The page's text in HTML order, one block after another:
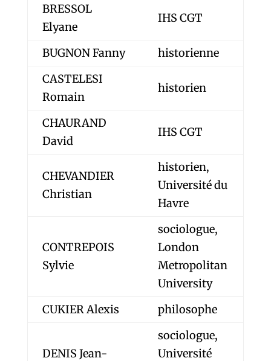
BRESSOL
Elyane
IHS CGT
BUGNON Fanny
historienne
CASTELESI
Romain
historien
CHAURAND
David
IHS CGT
CHEVANDIER
Christian
historien,
Université du
Havre
CONTREPOIS
Sylvie
sociologue,
London
Metropolitan
University
CUKIER Alexis
philosophe
DENIS Jean-
sociologue,
Université